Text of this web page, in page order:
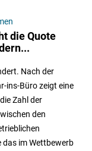
die Quote
Nach der
ins-Büro zeigt eine
Zahl der
den
das im Wettbewerb